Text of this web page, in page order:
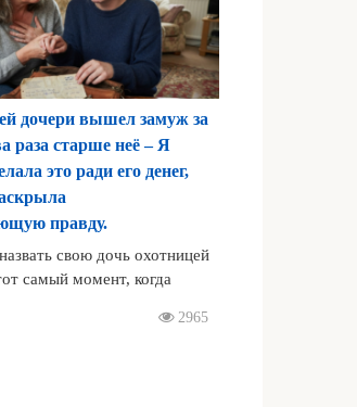
дочери вышел замуж за
раза старше неё – Я
это ради его денег,
правду.
свою дочь охотницей
самый момент, когда
2965